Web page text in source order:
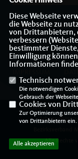
Internetauftritt des
@2026 Christlich-
Alle Rechte
Diese Webseite
die Webseite zu
von Drittanbietern,
verbessern
bestimmter
Einwilligung
Informationen
Technisch
Die notwendigen
Gebrauch der
Cookies von
Zur Optimierung
von Drittanbietern ein.
Alle akzeptieren